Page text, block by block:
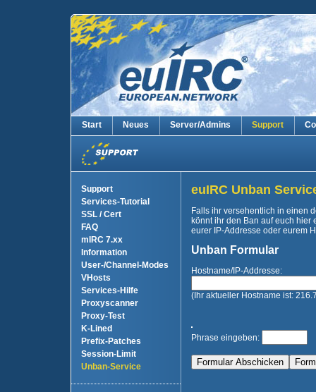
Start Neues Server/Admins Support
Support
Services-Tutorial
SSL / Cert
FAQ
mIRC 7.xx
Information
User-/Channel-Modes
VHosts
Services-Hilfe
Proxyscanner
Proxy-Test
K-Lined
Prefix-Patches
Session-Limit
Unban-Service
euIRC Unban
Falls ihr versehentlich in einen
könnt ihr den Ban auf euch hier
eurer IP-Addresse oder eurem
Unban Formular
Hostname/IP-Addresse:
(Ihr aktueller Hostname ist:
Phrase eingeben: